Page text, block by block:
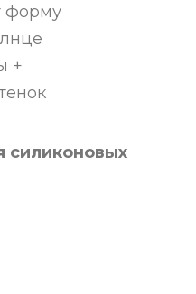
форму
+
силиконовых